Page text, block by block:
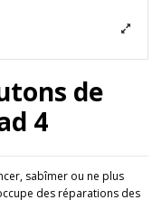
de
4
sabîmer ou ne plus
des réparations des